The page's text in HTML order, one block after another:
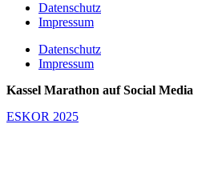
Datenschutz
Impressum
Datenschutz
Impressum
Kassel Marathon auf Social Media
ESKOR 2025